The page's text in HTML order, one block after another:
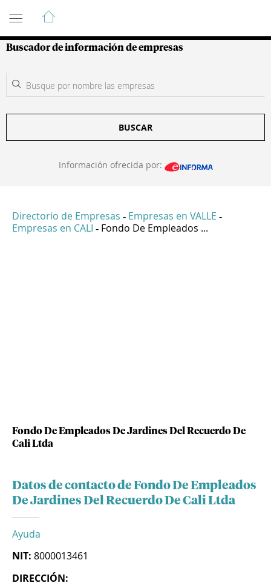
Guía de Empresas Colombianas
Buscador de información de empresas
BUSCAR
Información ofrecida por:
Directorio de Empresas - Empresas en VALLE -
Empresas en CALI - Fondo De Empleados ...
Fondo De Empleados De Jardines Del Recuerdo De
Cali Ltda
Datos de contacto de Fondo De Empleados
De Jardines Del Recuerdo De Cali Ltda
Ayuda
NIT: 8000013461
DIRECCIÓN: